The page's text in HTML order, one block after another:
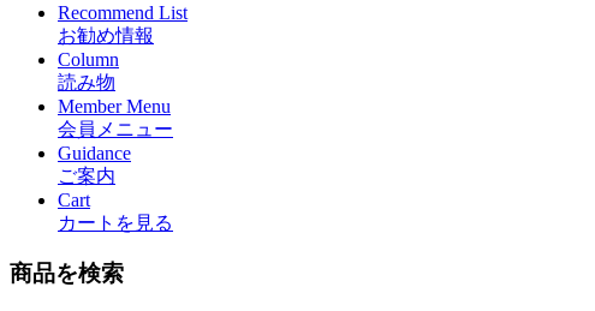
Recommend List
お勧め情報
Column
読み物
Member Menu
会員メニュー
Guidance
ご案内
Cart
カートを見る
商品を検索